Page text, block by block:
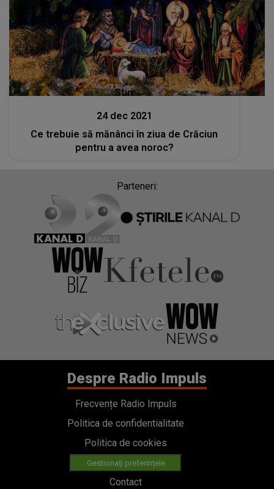
Stiri
24 dec 2021
Ce trebuie să mănânci în ziua de Crăciun
pentru a avea noroc?
Parteneri:
Despre Radio Impuls
Frecvențe Radio Impuls
Politica de confidentialitate
Politica de cookies
Gestionați preferințele
Contact